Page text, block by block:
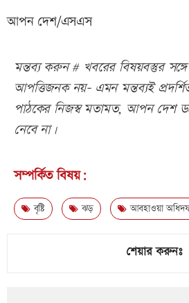
আপন দেশ/এসএস
মন্তব্য করুন # খবরের বিষয়বস্তুর
আপত্তিজনক নয়- এমন মন্তব্যই
পাঠকের নিজস্ব মতামত, আপন দেশ
নেবে না।
সম্পর্কিত বিষয়:
বৃষ্টি ঝড় আবহাওয়া
শেয়ার করুনঃ